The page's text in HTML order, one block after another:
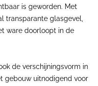
is geworden. Met
transparante glasgevel,
ware doorloopt in de
de verschijningsvorm in
gebouw uitnodigend voor